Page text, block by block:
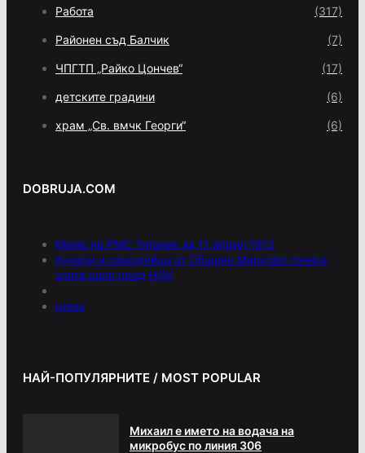
Работа (317)
Районен съд Балчик (7)
ЧПГТП „Райко Цончев“ (17)
детските градини (6)
храм „Св. вмчк Георги“ (6)
DOBRUJA.COM
Меню на РМС Титаник за 11 април 1912
Кукери и самодейци от Община Мирково гониха
злите сили пред НДК
press
НАЙ-ПОПУЛЯРНИТЕ / MOST POPULAR
Михаил е името на водача на
микробус по линия 306